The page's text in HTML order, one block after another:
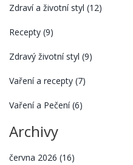
Zdraví a životní styl (12)
Recepty (9)
Zdravý životní styl (9)
Vaření a recepty (7)
Vaření a Pečení(6)
Archivy
června 2026 (16)